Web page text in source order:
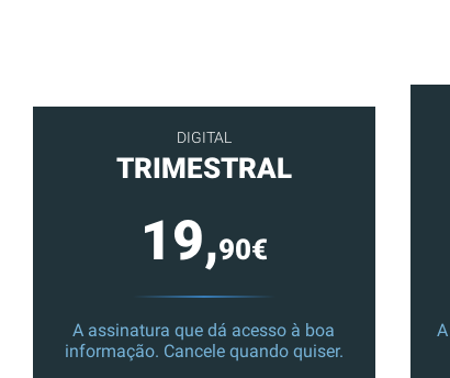
DIGITAL
TRIMESTRAL
19,90€
A assinatura que dá acesso à boa
informação. Cancele quando quiser.